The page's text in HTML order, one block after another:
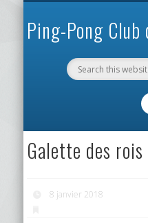
Ping-Pong
Galette des rois
8 janvier 2018